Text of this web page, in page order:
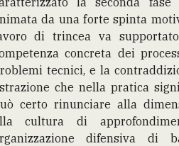
da una forte spinta
di trincea va
concreta dei
tecnici, e la
che nella pratica
certo rinunciare alla
cultura di
difensiva di